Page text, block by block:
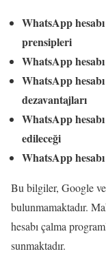
WhatsApp
prensipleri
WhatsApp
WhatsApp
dezavantajları
WhatsApp
edileceği
WhatsApp
Bu bilgiler, Google
bulunmamaktadır.
hesabı çalma
sunmaktadır.